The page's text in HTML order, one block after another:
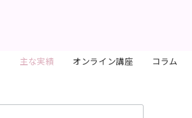
主な実績 オンライン講座 コラム